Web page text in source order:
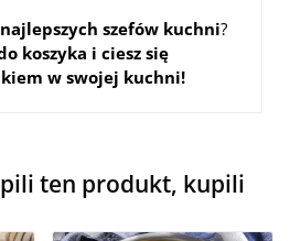
szefów kuchni?
koszyka i ciesz się
w swojej kuchni!
ten produkt, kupili